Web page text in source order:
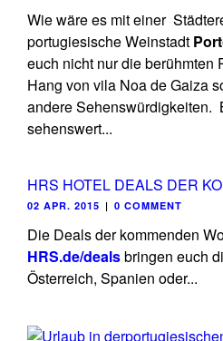
Wie wäre es mit einer
portugiesische Weinstadt
euch nicht nur die berühmten
Hang von vila Noa de Gaiza
andere Sehenswürdigkeiten.
sehenswert...
HRS HOTEL DEALS DER
02 APR. 2015 | 0 COMMENT
Die Deals der kommenden
HRS.de/dealsbringen euch
Österreich, Spanien oder...